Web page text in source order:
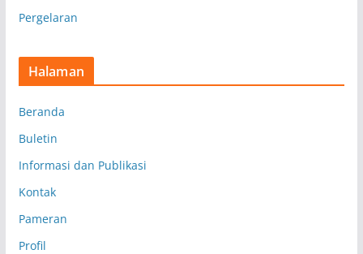
Pergelaran
Halaman
Beranda
Buletin
Informasi dan Publikasi
Kontak
Pameran
Profil